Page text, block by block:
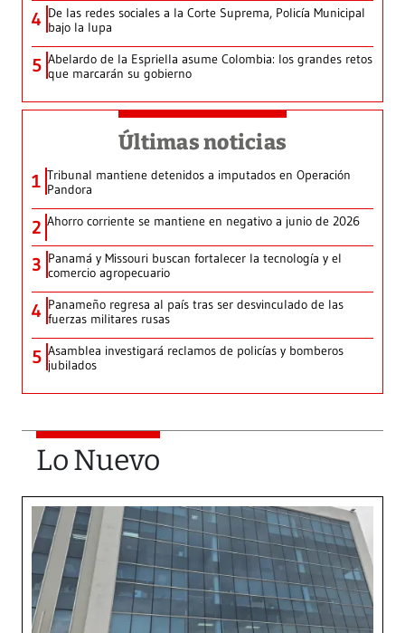
4 De las redes sociales a la Corte Suprema, Policía Municipal
bajo la lupa
5 Abelardo de la Espriella asume Colombia: los grandes retos
que marcarán su gobierno
Últimas noticias
1 Tribunal mantiene detenidos a imputados en Operación
Pandora
2 Ahorro corriente se mantiene en negativo a junio de 2026
3 Panamá y Missouri buscan fortalecer la tecnología y el
comercio agropecuario
4 Panameño regresa al país tras ser desvinculado de las
fuerzas militares rusas
5 Asamblea investigará reclamos de policías y bomberos
jubilados
Lo Nuevo